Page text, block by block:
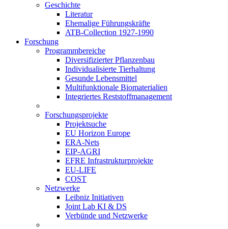
Geschichte
Literatur
Ehemalige Führungskräfte
ATB-Collection 1927-1990
Forschung
Programmbereiche
Diversifizierter Pflanzenbau
Individualisierte Tierhaltung
Gesunde Lebensmittel
Multifunktionale Biomaterialien
Integriertes Reststoffmanagement
Forschungsprojekte
Projektsuche
EU Horizon Europe
ERA-Nets
EIP-AGRI
EFRE Infrastrukturprojekte
EU-LIFE
COST
Netzwerke
Leibniz Initiativen
Joint Lab KI & DS
Verbünde und Netzwerke